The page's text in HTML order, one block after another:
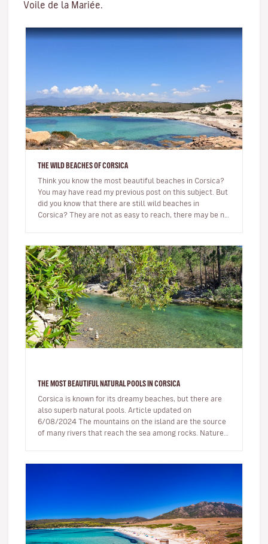
Voile de la Mariée.
THE WILD BEACHES OF CORSICA
Think you know the most beautiful beaches in Corsica?
You may have read my previous post on this subject. But
did you know that there are still wild beaches in
Corsica? They are not as easy to reach, there may be no
THE MOST BEAUTIFUL NATURAL POOLS IN CORSICA
Corsica is known for its dreamy beaches, but there are
also superb natural pools. Article updated on
6/08/2024 The mountains on the island are the source
of many rivers that reach the sea among rocks. Nature,